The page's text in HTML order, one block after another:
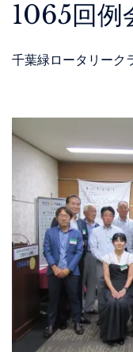
1065回例
千葉緑ロータリー